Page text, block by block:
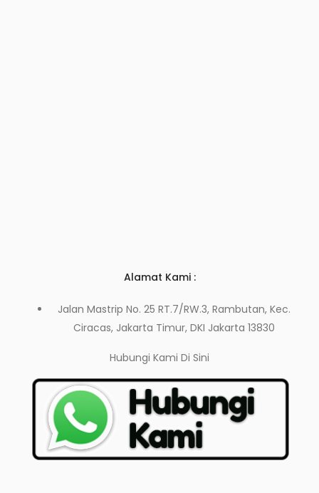
Alamat Kami :
Jalan Mastrip No. 25 RT.7/RW.3, Rambutan, Kec.
Ciracas, Jakarta Timur, DKI Jakarta 13830
Hubungi Kami Di Sini